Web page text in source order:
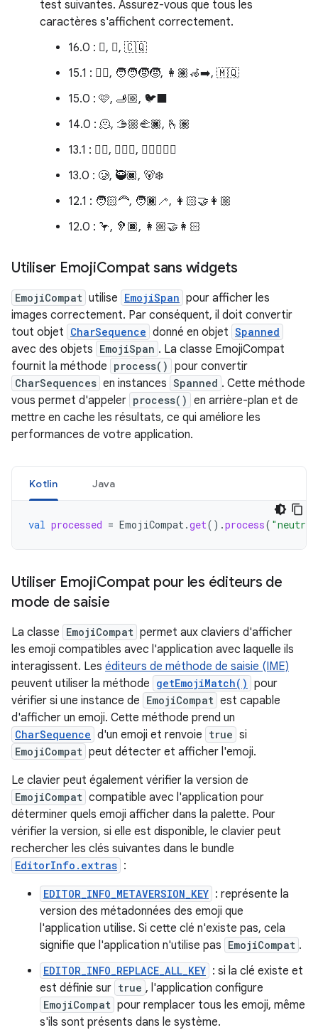
test suivantes. Assurez-vous que tous les
caractères s'affichent correctement.
16.0 : 🫩, 🪉, 🇨🇶
15.1 : 🐦‍🔥, 🧑‍🧑‍🧒‍🧒, 👩🏽‍🦽‍➡️, 🇲🇶
15.0 : 🩷, 🫸🏼, 🐦‍⬛
14.0 : 🫠, 🫱🏼‍🫲🏿, 🫰🏽
13.1 : 😶‍🌫️, 🧔🏻‍♀️, 🧑🏿‍❤️‍🧑🏾
13.0 : 🥲, 🥷🏿, 🐻‍❄️
12.1 : 🧑🏻‍🦰, 🧑🏿‍🦯, 👩🏻‍🤝‍👩🏼
12.0 : 🦩, 🦻🏿, 👩🏼‍🤝‍👩🏻
Utiliser EmojiCompat sans widgets
EmojiCompat utilise EmojiSpan pour afficher les
images correctement. Par conséquent, il doit convertir
tout objet CharSequence donné en objet Spanned
avec des objets EmojiSpan . La classe EmojiCompat
fournit la méthode process() pour convertir
CharSequences en instances Spanned . Cette méthode
vous permet d'appeler process() en arrière-plan et de
mettre en cache les résultats, ce qui améliore les
performances de votre application.
Kotlin Java
val processed = EmojiCompat.get().process( "neutral
Utiliser EmojiCompat pour les éditeurs de
mode de saisie
La classe EmojiCompat permet aux claviers d'afficher
les emoji compatibles avec l'application avec laquelle ils
interagissent. Les éditeurs de méthode de saisie (IME)
peuvent utiliser la méthode getEmojiMatch() pour
vérifier si une instance de EmojiCompat est capable
d'afficher un emoji. Cette méthode prend un
CharSequence d'un emoji et renvoie true si
EmojiCompat peut détecter et afficher l'emoji.
Le clavier peut également vérifier la version de
EmojiCompat compatible avec l'application pour
déterminer quels emoji afficher dans la palette. Pour
vérifier la version, si elle est disponible, le clavier peut
rechercher les clés suivantes dans le bundle
EditorInfo.extras :
EDITOR_INFO_METAVERSION_KEY : représente la
version des métadonnées des emoji que
l'application utilise. Si cette clé n'existe pas, cela
signifie que l'application n'utilise pas EmojiCompat .
EDITOR_INFO_REPLACE_ALL_KEY : si la clé existe et
est définie sur true , l'application configure
EmojiCompat pour remplacer tous les emoji, même
s'ils sont présents dans le système.